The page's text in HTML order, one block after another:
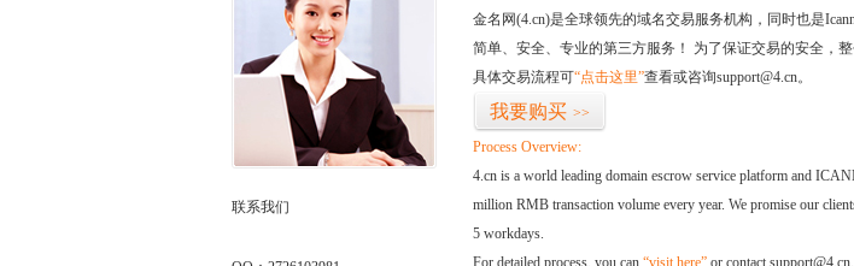
联系我们
金名网(4.cn)是全球领先的域名交易服务机构，同时也是
简单、安全、专业的第三方服务！ 为了保证交易的安全，
具体交易流程可“点击这里”查看或咨询support@4.cn。
我要购买 >>
Process Overview:
4.cn is a world leading domain escrow service platform and
million RMB transaction volume every year. We promise our
5 workdays.
For detailed process, you can “visit here” or contact support@4.cn.